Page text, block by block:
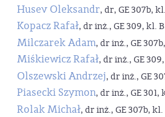
Husev Oleksandr, dr, GE 307b,
Kopacz Rafał, dr inż., GE 309, kl. B
Milczarek Adam, dr inż., GE
Miśkiewicz Rafał, dr inż., GE
Olszewski Andrzej, dr inż., GE
Piasecki Szymon, dr inż., GE 301,
Rolak Michał, dr inż., GE 307b, kl.